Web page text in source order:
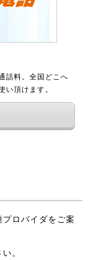
話料。全国どこへ
い頂けます。
ロバイダをご案
。